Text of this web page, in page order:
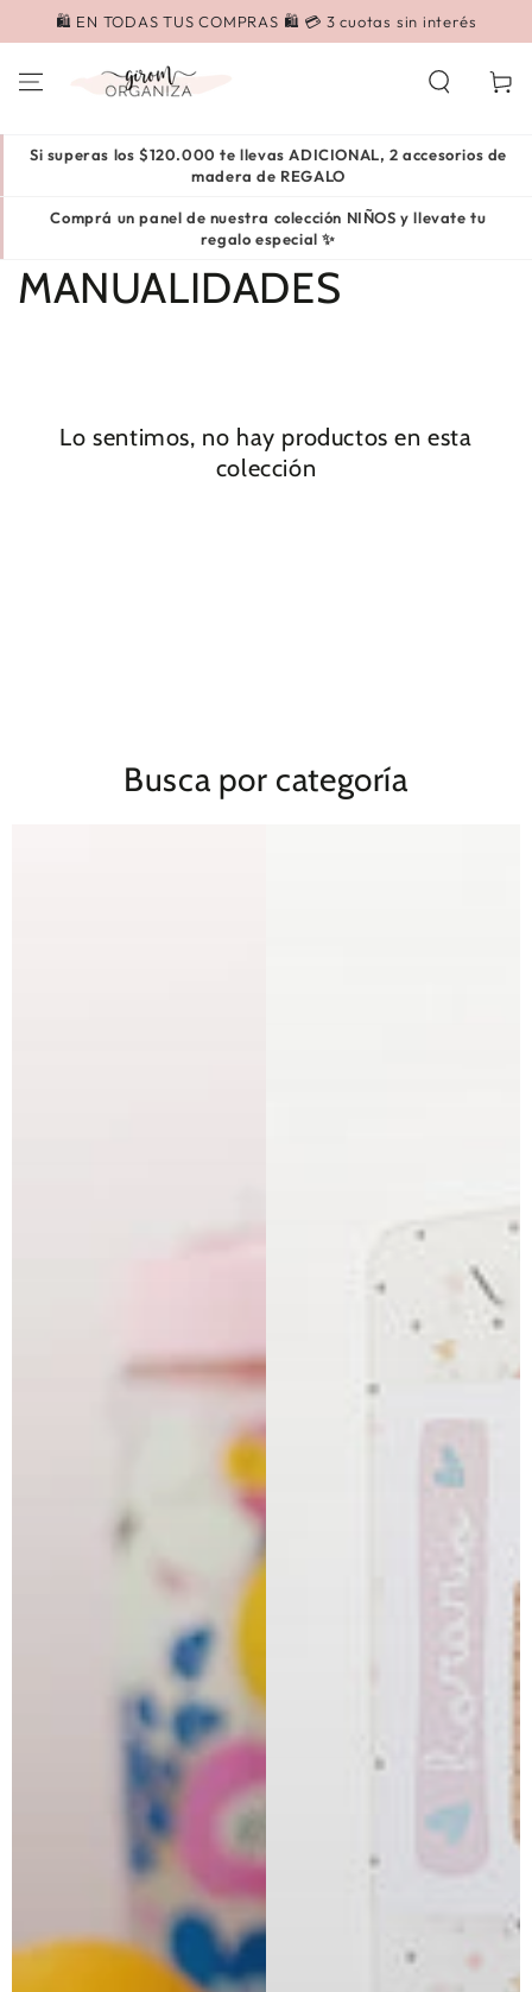
IR AL
CONTENIDO
5% de DESCUENTO EXTRA pagando por transferencia
Carrito
Si superas los $120.000 te llevas ADICIONAL, 2 accesorios de
madera de REGALO
Comprá un panel de nuestra colección NIÑOS y llevate tu
regalo especial ✨
Colección:
MANUALIDADES
Lo sentimos, no hay productos en esta
colección
Busca por categoría